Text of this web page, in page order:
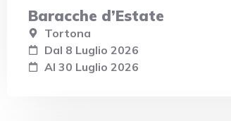
Baracche d’Estate
Tortona
Dal 8 Luglio 2026
Al 30 Luglio 2026